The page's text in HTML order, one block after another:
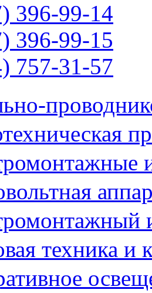
396-99-14
396-99-15
757-31-57
техника и